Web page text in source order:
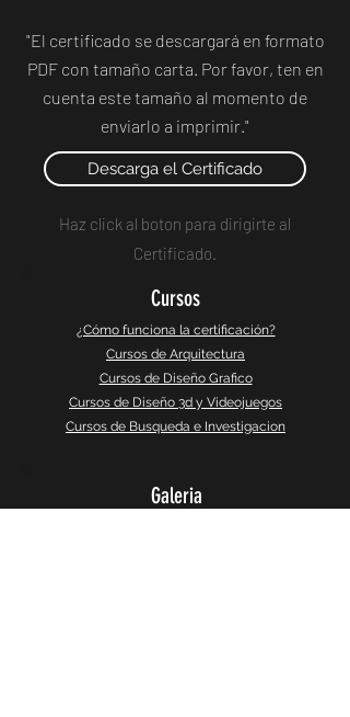
"El certificado se descargará en formato
PDF con tamaño carta. Por favor, ten en
cuenta este tamaño al momento de
enviarlo a imprimir."
Descarga el Certificado
Haz click al boton para dirigirte al
Certificado.
Cursos
¿Cómo funciona la certificación?
Cursos de Arquitectura
Cursos de Diseño Grafico
Cursos de Diseño 3d y Videojuegos
Cursos de Busqueda e Investigacion
Galeria